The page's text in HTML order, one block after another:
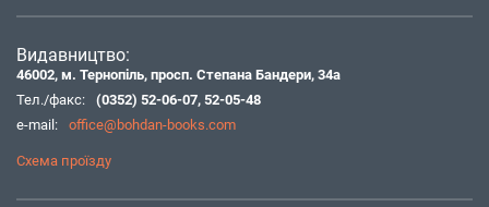
Видавництво:
46002, м. Тернопіль, просп. Степана Бандери, 34а
Тел./факс:
(0352) 52-06-07, 52-05-48
e-mail:
office@bohdan-books.com
Схема проїзду